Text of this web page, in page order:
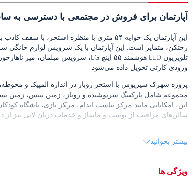
آپارتمان برای فروش در مجتمعی با دسترسی به
این آپارتمان یک خوابه ۵۴ متری با منظره
رختکن، متمایز است. این آپارتمان با یک سرویس لوازم
ورودی کارتی تحویل داده می‌شود.
پروژه شهرک سیریوس با استخر روباز در اندازه المپیک و
مجموعه شامل پارکینگ سرپوشیده و روباز، زمین تنیس، زمین
این، امکاناتی مانند مرکز تناسب اندام، مرکز بازی، باشگاه
سالن‌های مراقبت از پوست و ماساژ و خدمات دربان لابی نیز از
گردشگری واقع شده است. نزدیکی آن به خط ساحلی و
این آپارتمان فروشی در آنتالیا
بیشتر بخوانید
ویژگی ها